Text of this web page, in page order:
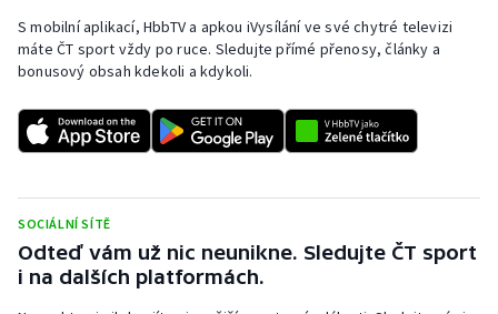
Sportovní střelba
Stolní tenis
Triatlon
Vodní slalom
Volejbal
S mobilní aplikací, HbbTV a apkou iVysílání ve své chytré televizi
máte ČT sport vždy po ruce. Sledujte přímé přenosy, články a
bonusový obsah kdekoli a kdykoli.
SOCIÁLNÍ SÍTĚ
Odteď vám už nic neunikne. Sledujte ČT sport
i na dalších platformách.